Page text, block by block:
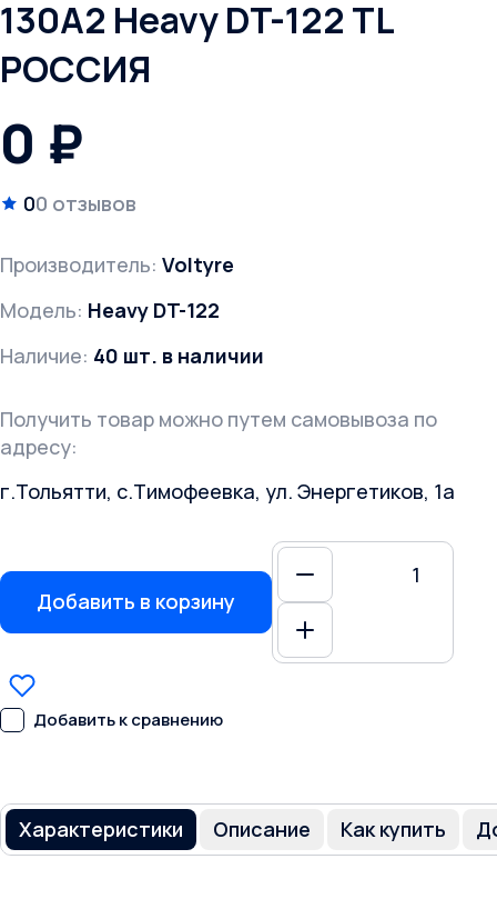
130A2 Heavy DT-122 TL
РОССИЯ
0 ₽
00 отзывов
Производитель: Voltyre
Модель: Heavy DT-122
Наличие: 40 шт. в наличии
Получить товар можно путем самовывоза по
адресу:
г.Тольятти, с.Тимофеевка, ул. Энергетиков, 1а
Добавить в корзину
Добавить к сравнению
Характеристики Описание Как купить